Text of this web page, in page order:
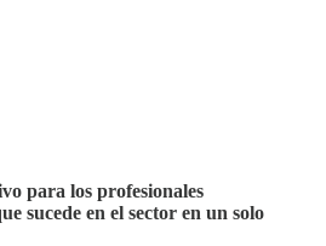
para los profesionales
sucede en el sector en un solo